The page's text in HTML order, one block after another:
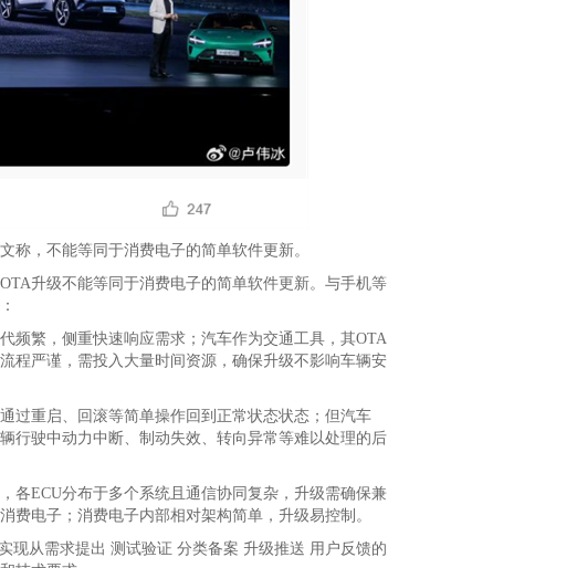
，不能等同于消费电子的简单软件更新。
升级不能等同于消费电子的简单软件更新。与手机等
繁，侧重快速响应需求；汽车作为交通工具，其OTA
程严谨，需投入大量时间资源，确保升级不影响车辆安
重启、回滚等简单操作回到正常状态状态；但汽车
行驶中动力中断、制动失效、转向异常等难以处理的后
ECU分布于多个系统且通信协同复杂，升级需确保兼
电子；消费电子内部相对架构简单，升级易控制。
从需求提出 测试验证 分类备案 升级推送 用户反馈的